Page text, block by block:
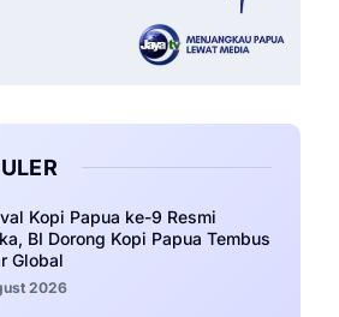
Kopi Papua ke-9 Resmi
BI Dorong Kopi Papua Tembus
Global
2026